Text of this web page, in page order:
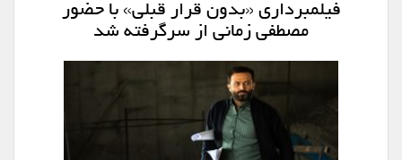
فیلمبرداری «بدون قرار قبلی» با حضور
مصطفی زمانی از سرگرفته شد